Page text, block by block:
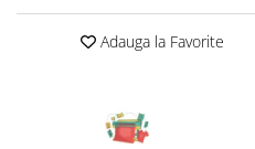
Adauga la Favorite